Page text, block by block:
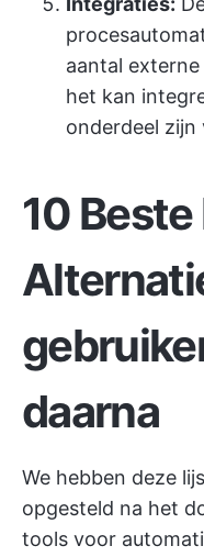
aantal
het kan
onderdeel zijn
10
daarna
We hebben deze
opgesteld na het
tools voor